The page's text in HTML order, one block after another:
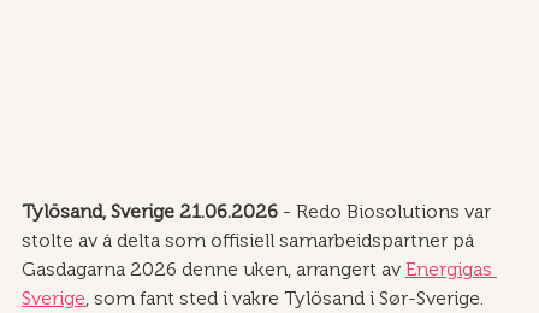
Tylösand, Sverige 21.06.2026 - Redo Biosolutions var
stolte av å delta som offisiell samarbeidspartner på
Gasdagarna 2026 denne uken, arrangert av Energigas
Sverige, som fant sted i vakre Tylösand i Sør-Sverige.